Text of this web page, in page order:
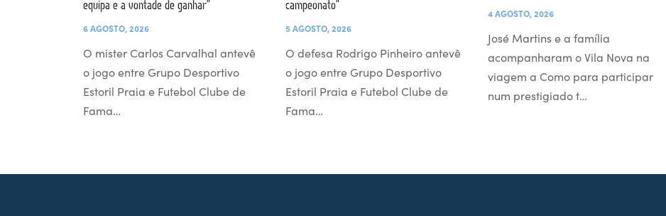
equipa e a vontade de ganhar”
6 AGOSTO, 2026
O mister Carlos Carvalhal antevê
o jogo entre Grupo Desportivo
Estoril Praia e Futebol Clube de
Fama…
campeonato”
5 AGOSTO, 2026
O defesa Rodrigo Pinheiro antevê
o jogo entre Grupo Desportivo
Estoril Praia e Futebol Clube de
Fama…
4 AGOSTO, 2026
José Martins e a família
acompanharam o Vila Nova na
viagem a Como para participar
num prestigiado t…